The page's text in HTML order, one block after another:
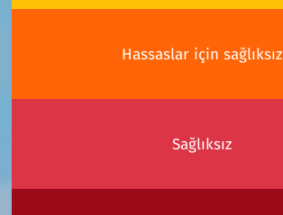
Hassaslar için sağlıksız
Sağlıksız